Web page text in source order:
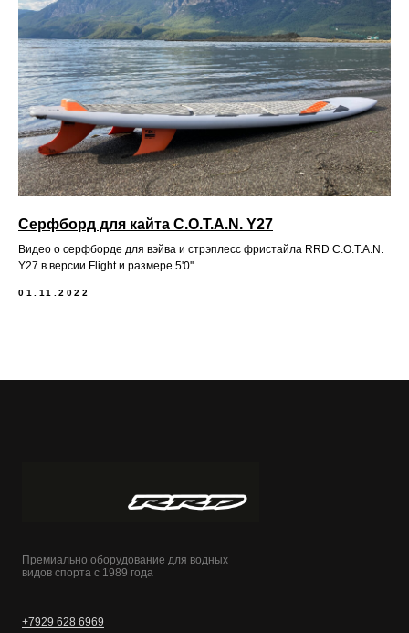
Серфборд для кайта C.O.T.A.N. Y27
Видео о серфборде для вэйва и стрэплесс фристайла RRD C.O.T.A.N.
Y27 в версии Flight и размере 5'0''
01.11.2022
Премиально оборудование для водных
видов спорта с 1989 года
+7929 628 6969